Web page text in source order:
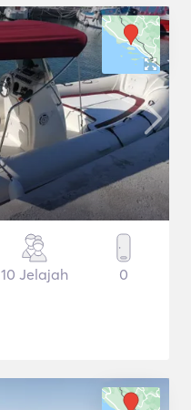
10 Jelajah 0